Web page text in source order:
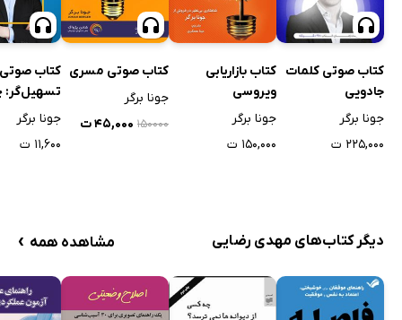
کتاب صوتی کلمات
جادویی
جونا برگر
۲۲۵,۰۰۰ ت
کتاب بازاریابی
ویروسی
جونا برگر
۱۵۰,۰۰۰ ت
کتاب صوتی مسری
جونا برگر
۱۵۰۰۰۰ ۴۵,۰۰۰ ت
کتاب صوتی
تسهیل‌گر:
ذهنیت
جونا برگر
۱۱,۶۰۰ ت
دیگر کتاب‌های مهدی رضایی مشاهده همه ›